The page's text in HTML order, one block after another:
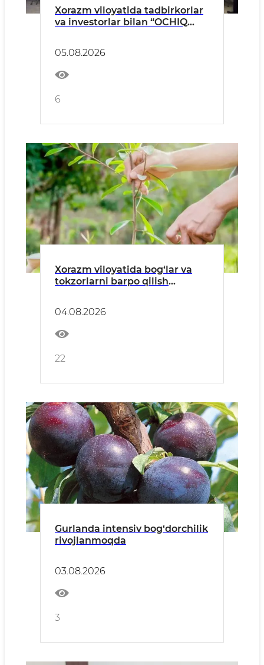
Xorazm viloyatida tadbirkorlar
va investorlar bilan “OCHIQ
05.08.2026
6
Xorazm viloyatida bog‘lar va
tokzorlarni barpo qilish
04.08.2026
22
Gurlanda intensiv bog‘dorchilik
rivojlanmoqda
03.08.2026
3